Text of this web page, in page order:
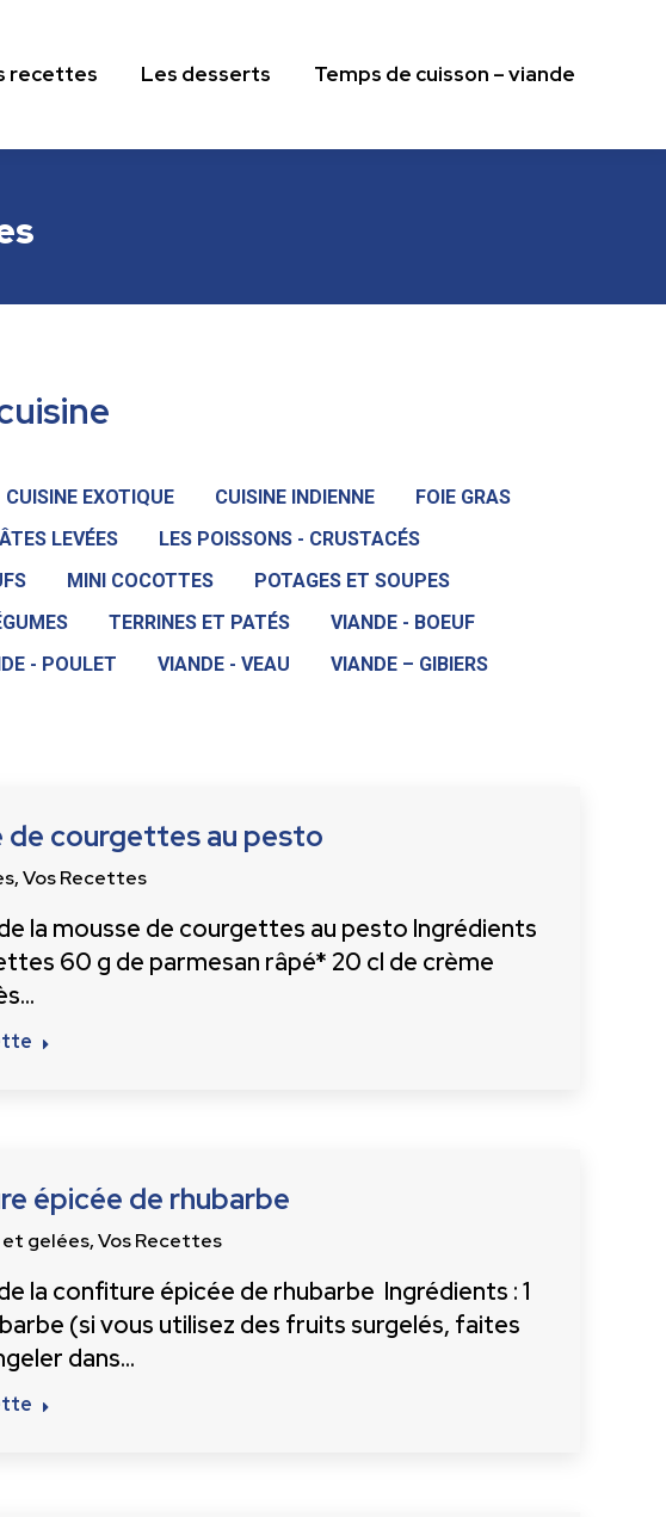
recettes Les desserts Temps de cuisson – viande
CUISINE EXOTIQUE CUISINE INDIENNE
FOIE GRAS
LEVÉES
LES POISSONS - CRUSTACÉS
MINI COCOTTES
POTAGES ET SOUPES
TERRINES ET PATÉS
VIANDE - BOEUF
- POULET VIANDE - VEAU
VIANDE – GIBIERS
de courgettes au pesto
,Vos Recettes
la mousse de courgettes au pesto Ingrédients
60 g de parmesan râpé* 20 cl de crème
épicée de rhubarbe
gelées,Vos Recettes
la confiture épicée de rhubarbe Ingrédients : 1
(si vous utilisez des fruits surgelés, faites
dans…